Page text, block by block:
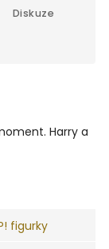
Diskuze
Harry a
figurky